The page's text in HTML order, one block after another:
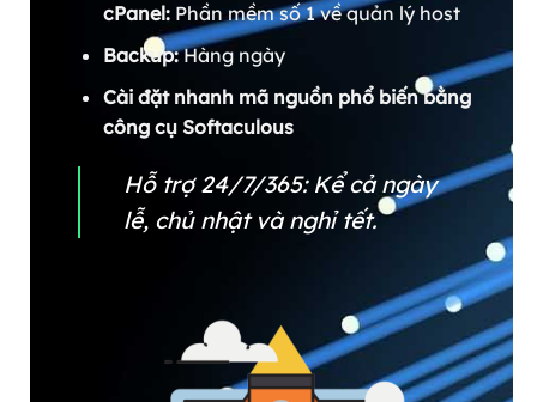
cPanel:Phần mềm số 1 về quản lý host
Backup:Hàng ngày
Cài đặt nhanh mã nguồn phổ biến bằng
công cụ Softaculous
Hỗ trợ 24/7/365: Kể cả ngày
lễ, chủ nhật và nghỉ tết.